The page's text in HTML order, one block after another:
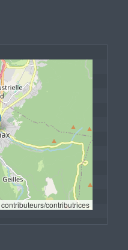
contributeurs/contributrices